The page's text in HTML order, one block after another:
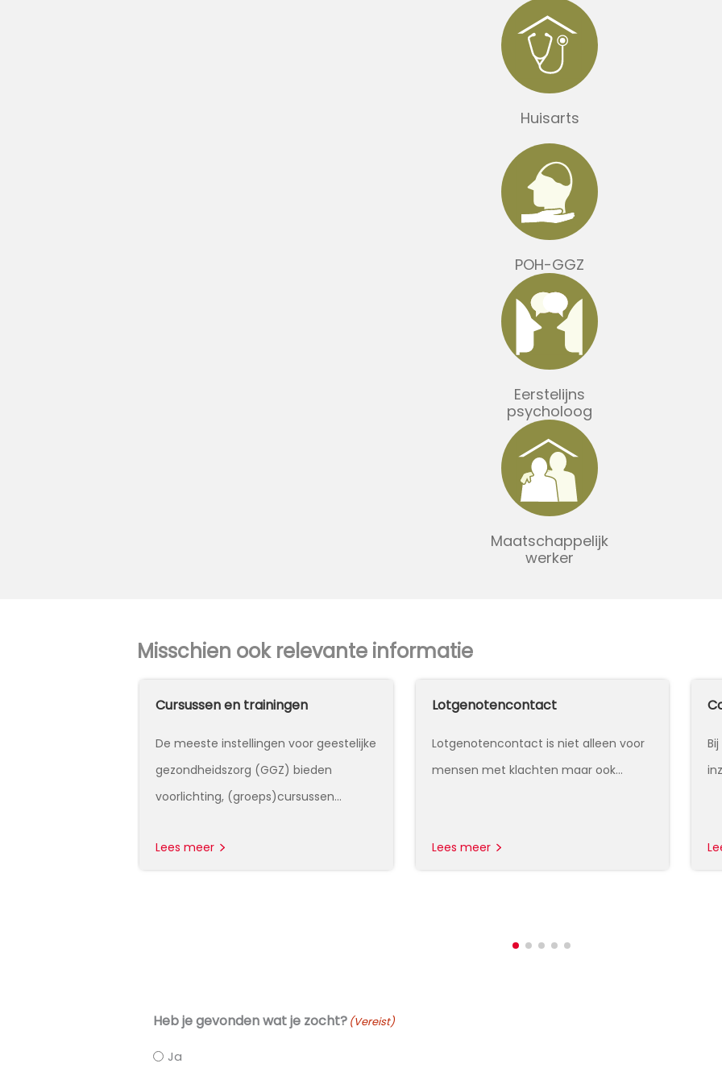
Huisarts
POH-GGZ
Eerstelijns
psycholoog
Maatschappelijk
werker
Misschien ook relevante informatie
Cursussen en trainingen
De meeste instellingen voor geestelijke
gezondheidszorg (GGZ) bieden
voorlichting, (groeps)cursussen…
Lees meer
Lotgenotencontact
Lotgenotencontact is niet alleen voor
mensen met klachten maar ook…
Lees meer
Heb je gevonden wat je zocht? (Vereist)
Ja